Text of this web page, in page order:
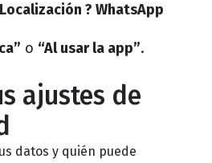
? WhatsApp
o “Al usar la app”.
ajustes de
datos y quién puede